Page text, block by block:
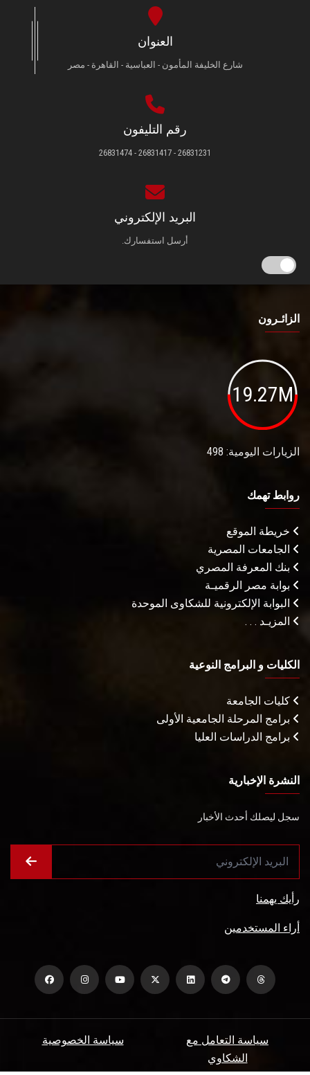
العنوان
شارع الخليفة المأمون - العباسية - القاهرة - مصر
رقم التليفون
26831231 - 26831417 - 26831474
البريد الإلكتروني
أرسل استفسارك.
الزائـرون
19.27M
الزيارات اليومية: 498
روابط تهمك
خريطة الموقع
الجامعات المصرية
بنك المعرفة المصري
بوابة مصر الرقميـة
البوابة الإلكترونية للشكاوى الموحدة
المزيـد . . .
الكليات و البرامج النوعية
كليات الجامعة
برامج المرحلة الجامعية الأولى
برامج الدراسات العليا
النشرة الإخبارية
سجل ليصلك أحدث الأخبار
رأيك يهمنا
أراء المستخدمين
سياسة الخصوصية
سياسة التعامل مع
الشكاوي